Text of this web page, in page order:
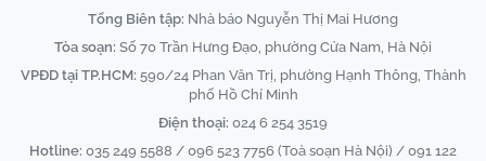
Tổng Biên tập: Nhà báo Nguyễn Thị Mai Hương
Tòa soạn: Số 70 Trần Hưng Đạo, phường Cửa Nam, Hà Nội
VPĐD tại TP.HCM: 590/24 Phan Văn Trị, phường Hạnh Thông, Thành
phố Hồ Chí Minh
Điện thoại: 024 6 254 3519
Hotline: 035 249 5588 / 096 523 7756 (Toà soạn Hà Nội) / 091 122